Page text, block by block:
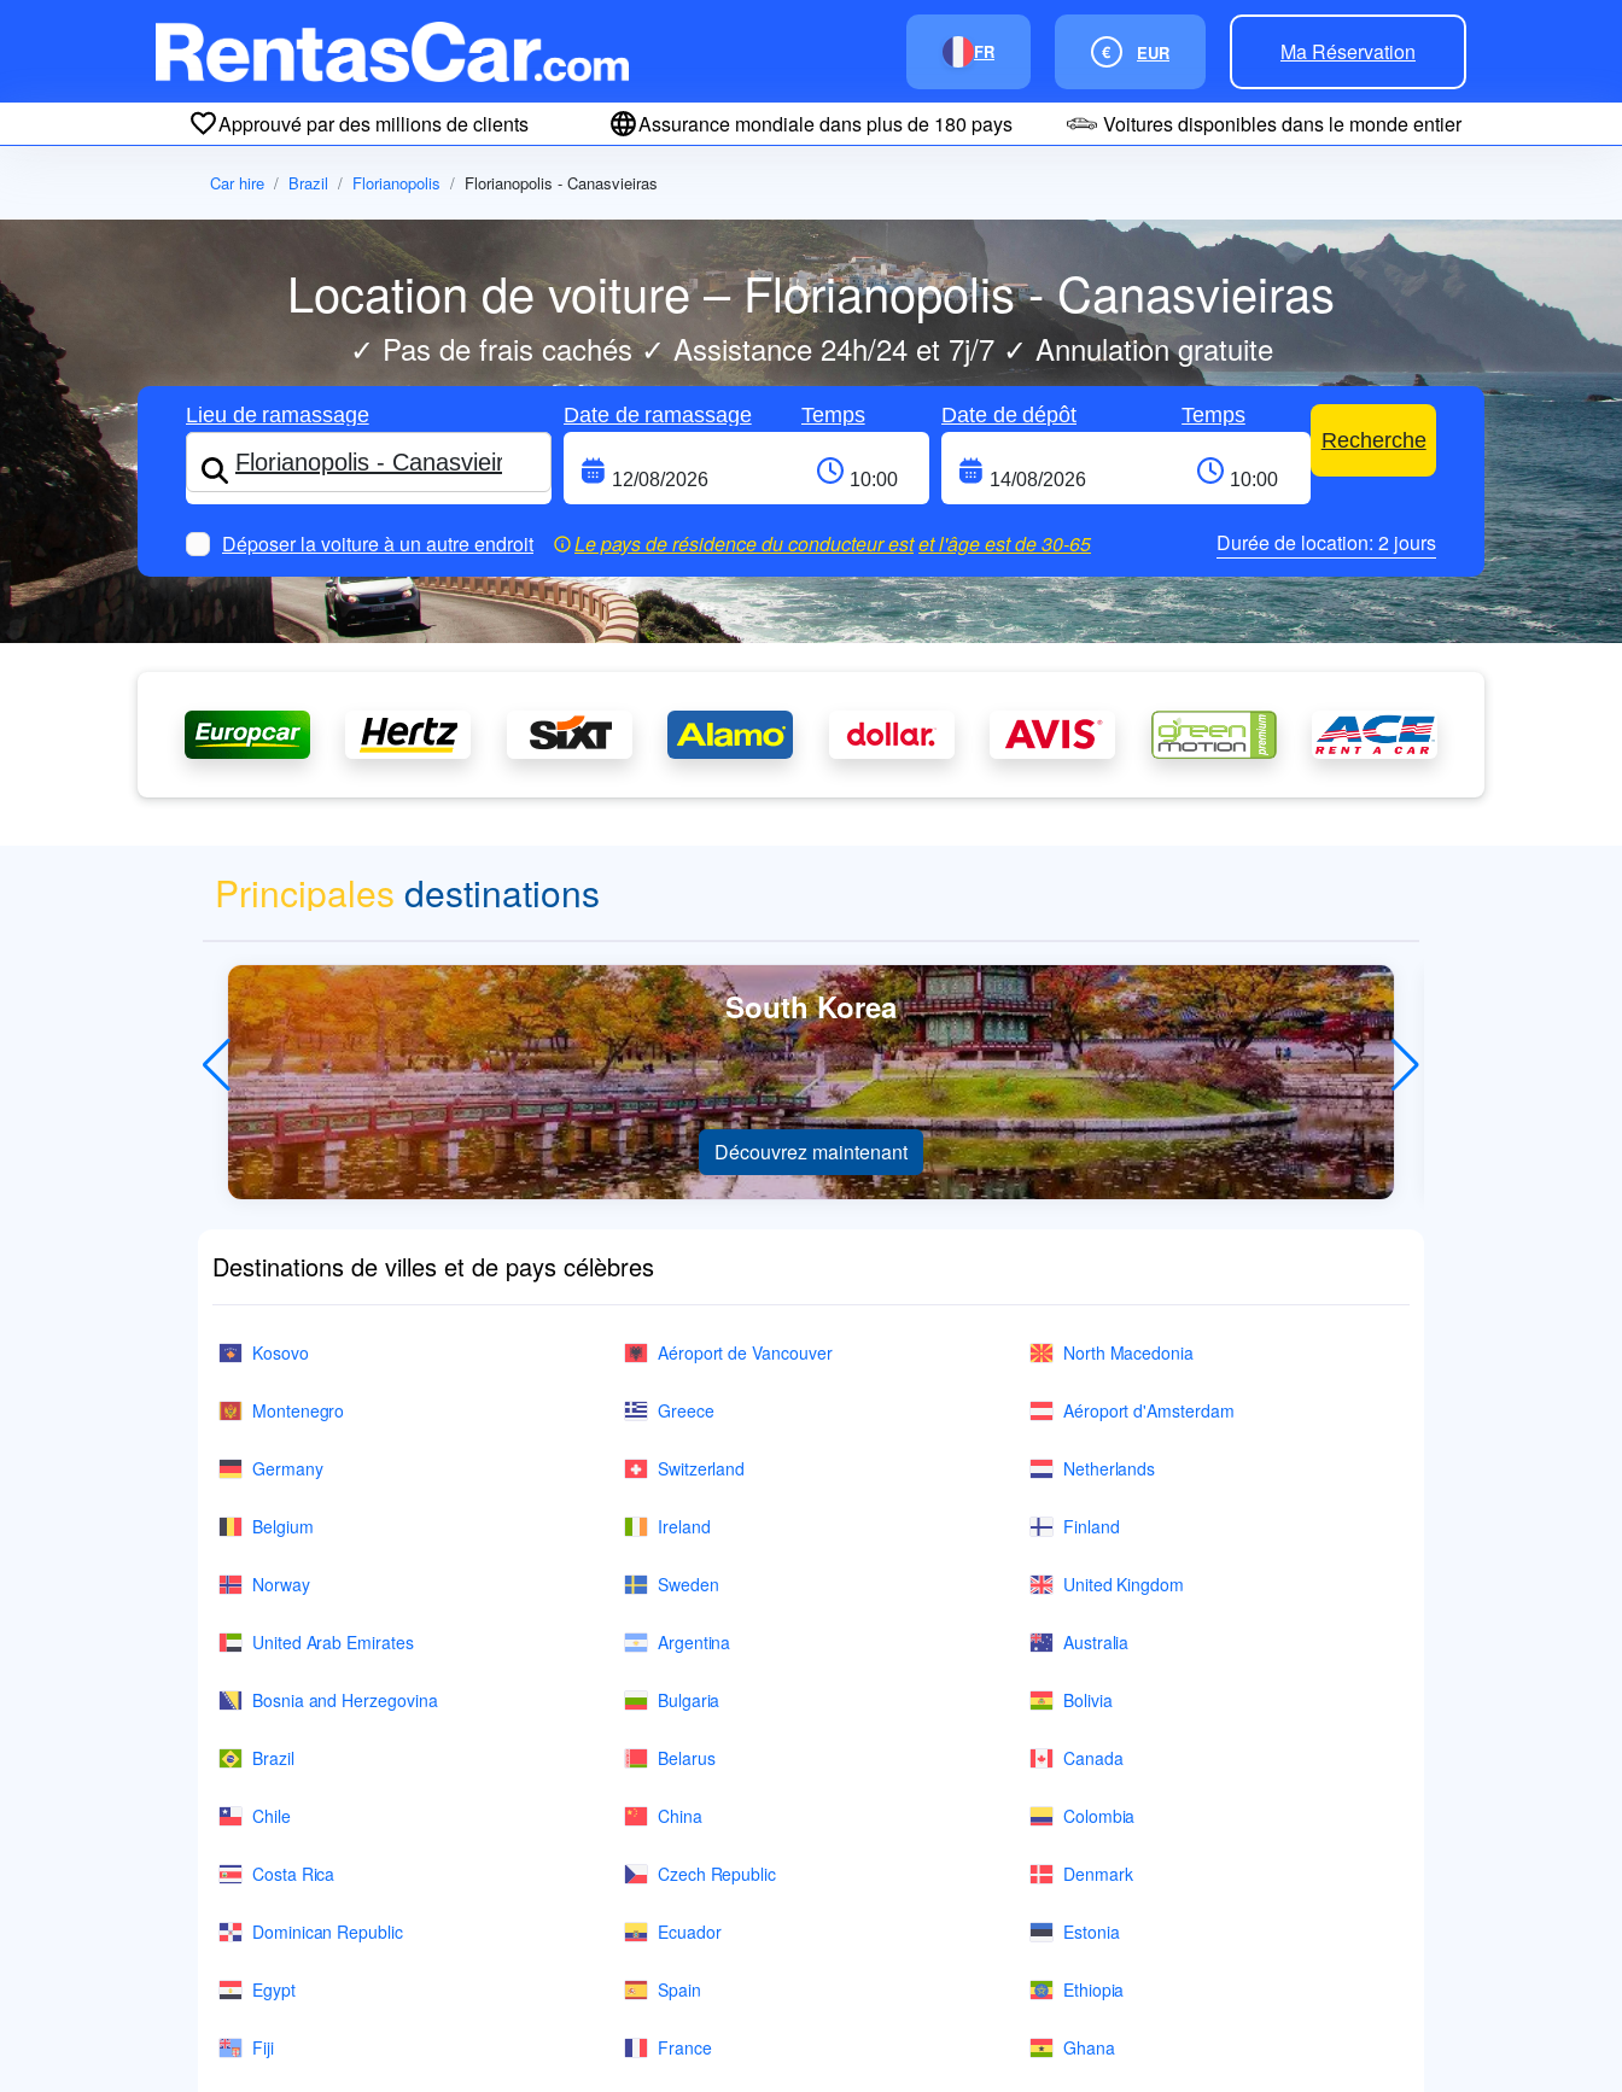
FR € EUR Ma Réservation
Approuvé par des millions de clients Assurance mondiale dans plus de 180 pays Voitures disponibles dans le monde entier
Car hire Brazil Florianopolis Florianopolis - Canasvieiras
Location de voiture – Florianopolis - Canasvieiras
✓ Pas de frais cachés ✓ Assistance 24h/24 et 7j/7 ✓ Annulation gratuite
Lieu de ramassage Date de ramassage Temps Date de dépôt
Temps
Recherche
Déposer la voiture à un autre endroit Le pays de résidence du conducteur estet l'âge est de30-65 Durée de location: 2 jours
Principales destinations
South Korea
Découvrez maintenant
Destinations de villes et de pays célèbres
Kosovo Aéroport de Vancouver North Macedonia
Montenegro Greece Aéroport d'Amsterdam
Germany Switzerland Netherlands
Belgium Ireland Finland
Norway Sweden United Kingdom
United Arab Emirates Argentina Australia
Bosnia and Herzegovina Bulgaria Bolivia
Brazil Belarus Canada
Chile China Colombia
Costa Rica Czech Republic Denmark
Dominican Republic Ecuador Estonia
Egypt Spain Ethiopia
Fiji France Ghana